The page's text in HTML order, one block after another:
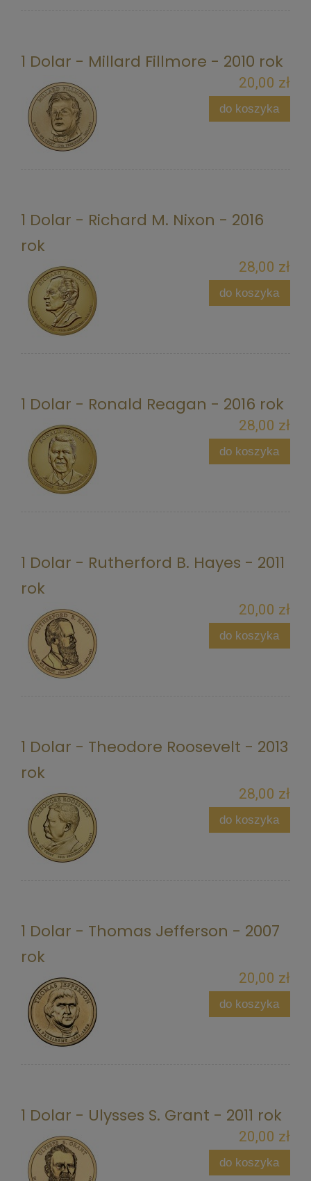
1 Dolar - Millard Fillmore - 2010 rok
20,00 zł
do koszyka
1 Dolar - Richard M. Nixon - 2016
rok
28,00 zł
do koszyka
1 Dolar - Ronald Reagan - 2016 rok
28,00 zł
do koszyka
1 Dolar - Rutherford B. Hayes - 2011
rok
20,00 zł
do koszyka
1 Dolar - Theodore Roosevelt - 2013
rok
28,00 zł
do koszyka
1 Dolar - Thomas Jefferson - 2007
rok
20,00 zł
do koszyka
1 Dolar - Ulysses S. Grant - 2011 rok
20,00 zł
do koszyka